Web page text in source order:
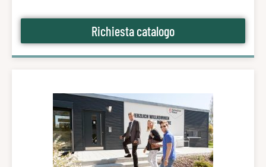
Richiesta catalogo